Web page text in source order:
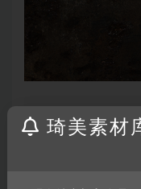
温馨提示：本
该资源侵犯了您的权
琦美素材